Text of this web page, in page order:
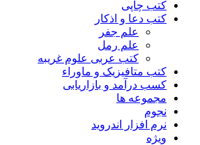
کتب چاپی
کتب دعا و اذکار
علم جفر
علم رمل
کتب عربی علوم غریبه
کتب متافیزیک و ماوراء
کسب درآمد و بازاریابی
مجموعه ها
نجوم
نرم افزار اندروید
ویژه